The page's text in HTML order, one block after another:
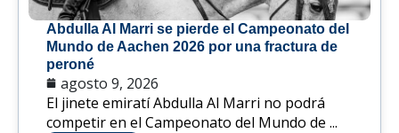
Abdulla Al Marri se pierde el Campeonato del
Mundo de Aachen 2026 por una fractura de
peroné
agosto 9, 2026
El jinete emiratí Abdulla Al Marri no podrá
competir en el Campeonato del Mundo de ...